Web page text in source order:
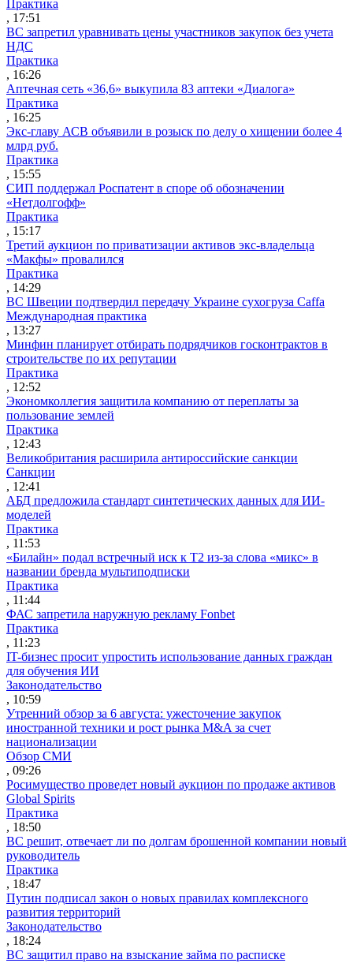
Практика
, 17:51
ВС запретил уравнивать цены участников закупок без учета
НДС
Практика
, 16:26
Аптечная сеть «36,6» выкупила 83 аптеки «Диалога»
Практика
, 16:25
Экс-главу АСВ объявили в розыск по делу о хищении более 4
млрд руб.
Практика
, 15:55
СИП поддержал Роспатент в споре об обозначении
«Нетдолгофф»
Практика
, 15:17
Третий аукцион по приватизации активов экс-владельца
«Макфы» провалился
Практика
, 14:29
ВС Швеции подтвердил передачу Украине сухогруза Caffa
Международная практика
, 13:27
Минфин планирует отбирать подрядчиков госконтрактов в
строительстве по их репутации
Практика
, 12:52
Экономколлегия защитила компанию от переплаты за
пользование землей
Практика
, 12:43
Великобритания расширила антироссийские санкции
Санкции
, 12:41
АБД предложила стандарт синтетических данных для ИИ-
моделей
Практика
, 11:53
«Билайн» подал встречный иск к Т2 из-за слова «микс» в
названии бренда мультиподписки
Практика
, 11:44
ФАС запретила наружную рекламу Fonbet
Практика
, 11:23
IT-бизнес просит упростить использование данных граждан
для обучения ИИ
Законодательство
, 10:59
Утренний обзор за 6 августа: ужесточение закупок
иностранной техники и рост рынка M&A за счет
национализации
Обзор СМИ
, 09:26
Росимущество проведет новый аукцион по продаже активов
Global Spirits
Практика
, 18:50
ВС решит, отвечает ли по долгам брошенной компании новый
руководитель
Практика
, 18:47
Путин подписал закон о новых правилах комплексного
развития территорий
Законодательство
, 18:24
ВС защитил право на взыскание займа по расписке